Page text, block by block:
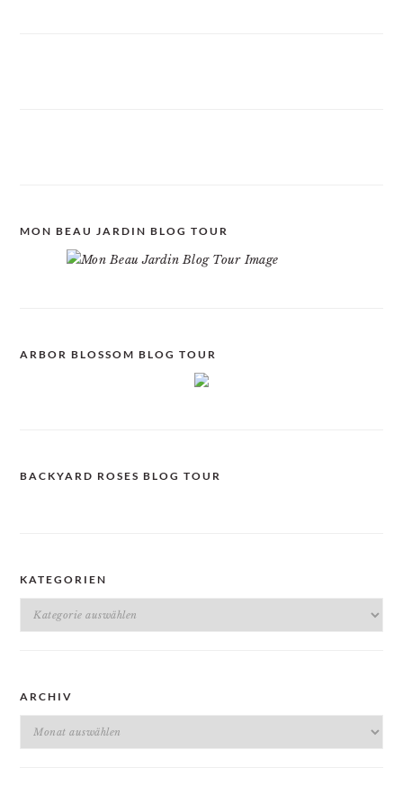
MON BEAU JARDIN BLOG TOUR
ARBOR BLOSSOM BLOG TOUR
BACKYARD ROSES BLOG TOUR
KATEGORIEN
Kategorien
ARCHIV
Archiv